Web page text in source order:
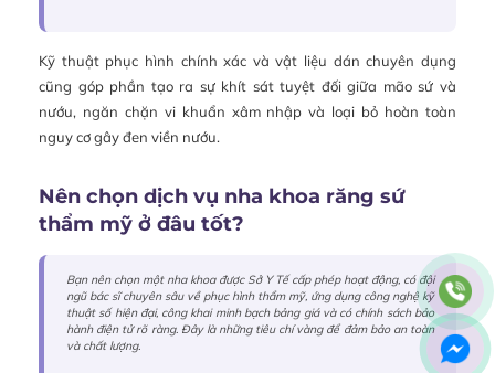
Kỹ thuật phục hình chính xác và vật liệu dán chuyên dụng
cũng góp phần tạo ra sự khít sát tuyệt đối giữa mão sứ và
nướu, ngăn chặn vi khuẩn xâm nhập và loại bỏ hoàn toàn
nguy cơ gây đen viền nướu.
Nên chọn dịch vụ nha khoa răng sứ
thẩm mỹ ở đâu tốt?
Bạn nên chọn một nha khoa được Sở Y Tế cấp phép hoạt động, có đội
ngũ bác sĩ chuyên sâu về phục hình thẩm mỹ, ứng dụng công nghệ kỹ
thuật số hiện đại, công khai minh bạch bảng giá và có chính sách bảo
hành điện tử rõ ràng. Đây là những tiêu chí vàng để đảm bảo an toàn
và chất lượng.